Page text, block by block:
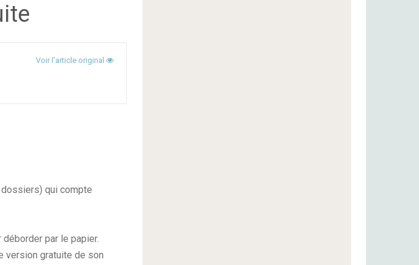
Voir l'article original
dossiers) qui compte
par le papier.
version gratuite de son